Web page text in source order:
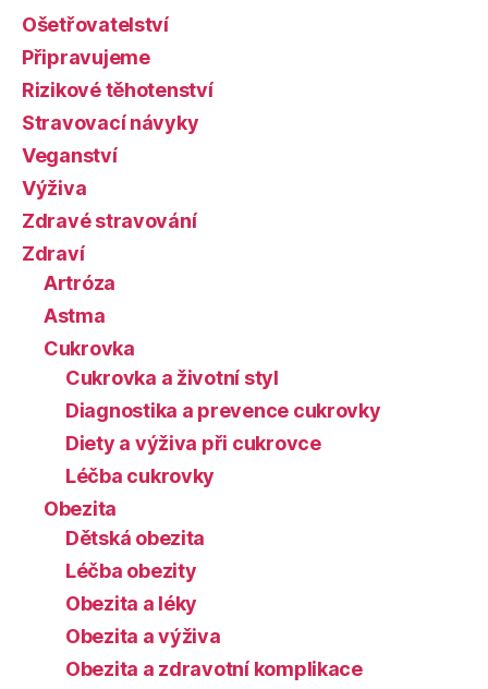
Ošetřovatelství
Připravujeme
Rizikové těhotenství
Stravovací návyky
Veganství
Výživa
Zdravé stravování
Zdraví
Artróza
Astma
Cukrovka
Cukrovka a životní styl
Diagnostika a prevence cukrovky
Diety a výživa při cukrovce
Léčba cukrovky
Obezita
Dětská obezita
Léčba obezity
Obezita a léky
Obezita a výživa
Obezita a zdravotní komplikace